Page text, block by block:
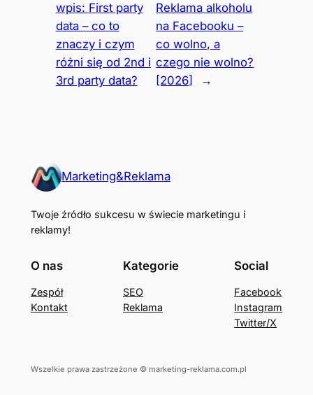
wpis: First party
data – co to
znaczy i czym
różni się od 2nd i
3rd party data?
Reklama alkoholu
na Facebooku –
co wolno, a
czego nie wolno?
[2026]
→
Marketing&Reklama
Twoje źródło sukcesu w świecie marketingu i
reklamy!
O nas
Zespół
Kontakt
Kategorie
SEO
Reklama
Social
Facebook
Instagram
Twitter/X
Wszelkie prawa zastrzeżone © marketing-reklama.com.pl